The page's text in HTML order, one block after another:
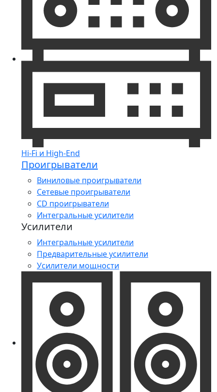
Hi-Fi и High-End
Проигрыватели
Виниловые проигрыватели
Сетевые проигрыватели
CD проигрыватели
Интегральные усилители
Усилители
Интегральные усилители
Предварительные усилители
Усилители мощности